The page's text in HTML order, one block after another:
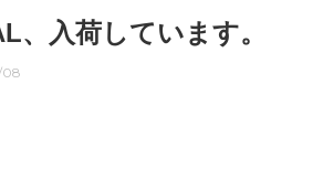
、入荷しています。